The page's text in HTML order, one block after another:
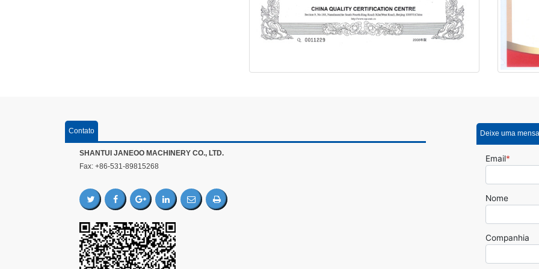
Deixe uma
Contato
SHANTUI JANEOO MACHINERY CO., LTD.
Fax: +86-531-89815268